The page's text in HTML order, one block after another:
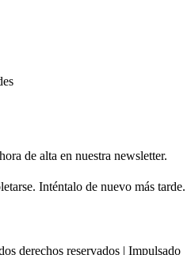
de alta en nuestra newsletter.
Inténtalo de nuevo más tarde.
derechos reservados | Impulsado